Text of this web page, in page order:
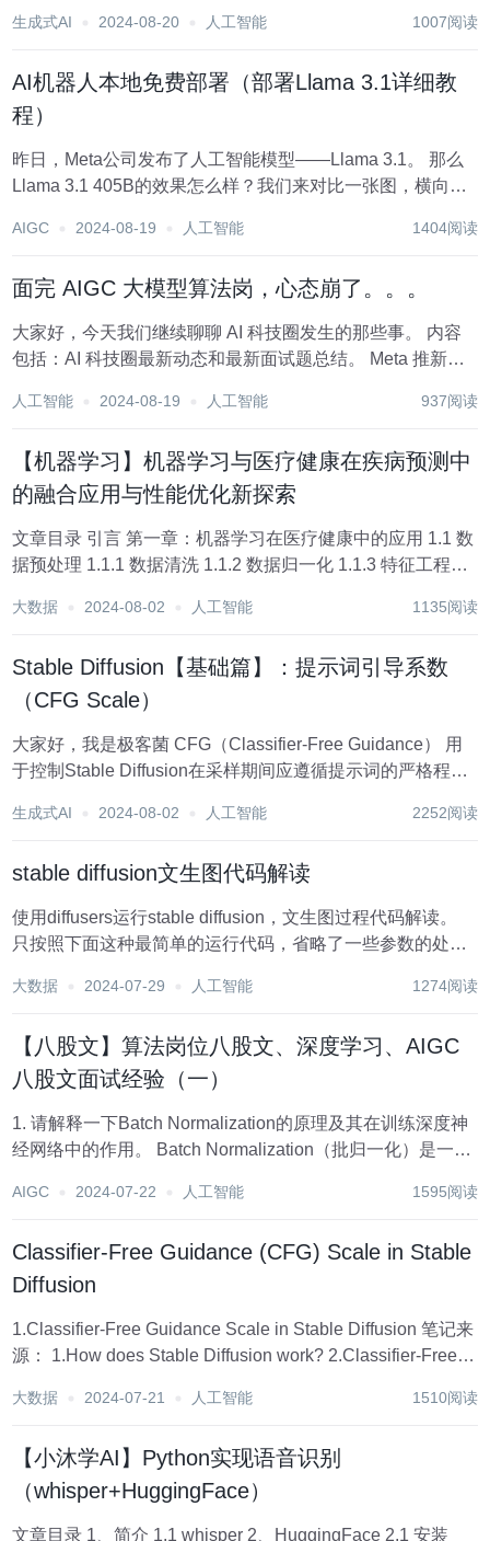
制。知道工作机制有什么用？除了其本身就是个非常值得了
生成式AI 2024-08-20 人工智能 1007阅读
AI机器人本地免费部署（部署Llama 3.1详细教
程）
昨日，Meta公司发布了人工智能模型——Llama 3.1。 那么
Llama 3.1 405B的效果怎么样？我们来对比一张图，横向对
表现可以与GPT-4等顶级的模型相差无几。...
AIGC 2024-08-19 人工智能 1404阅读
面完 AIGC 大模型算法岗，心态崩了。。。
大家好，今天我们继续聊聊 AI 科技圈发生的那些事。 内容
包括：AI 科技圈最新动态和最新面试题总结。 Meta 推新一
接：https://ai.meta.com/blog/se...
人工智能 2024-08-19 人工智能 937阅读
【机器学习】机器学习与医疗健康在疾病预测中
的融合应用与性能优化新探索
文章目录 引言 第一章：机器学习在医疗健康中的应用 1.1 数
据预处理 1.1.1 数据清洗 1.1.2 数据归一化 1.1.3 特征工程
1.2...
大数据 2024-08-02 人工智能 1135阅读
Stable Diffusion【基础篇】：提示词引导系数
（CFG Scale）
大家好，我是极客菌 CFG（Classifier-Free Guidance） 用
于控制Stable Diffusion在采样期间应遵循提示词的严格程
今天我们重点来看看在Stable Diffus...
生成式AI 2024-08-02 人工智能 2252阅读
stable diffusion文生图代码解读
使用diffusers运行stable diffusion，文生图过程代码解读。
只按照下面这种最简单的运行代码，省略了一些参数的处理
Diffu...
大数据 2024-07-29 人工智能 1274阅读
【八股文】算法岗位八股文、深度学习、AIGC
八股文面试经验（一）
1. 请解释一下Batch Normalization的原理及其在训练深度神
经网络中的作用。 Batch Normalization（批归一化）是一种
定性和性能。 2. 在图像预处理过程中，如何选择合适...
AIGC 2024-07-22 人工智能 1595阅读
Classifier-Free Guidance (CFG) Scale in Stable
Diffusion
1.Classifier-Free Guidance Scale in Stable Diffusion 笔记来
源： 1.How does Stable Diffusion work? 2.Classifier-Free
大数据 2024-07-21 人工智能 1510阅读
【小沐学AI】Python实现语音识别
（whisper+HuggingFace）
文章目录 1、简介 1.1 whisper 2、HuggingFace 2.1 安装